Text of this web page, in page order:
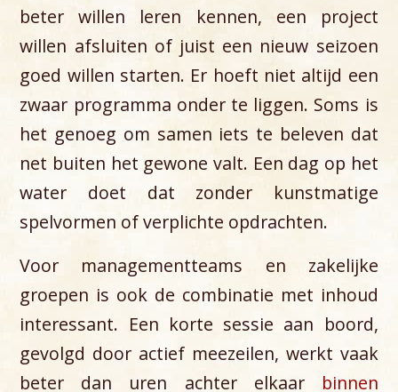
beter willen leren kennen, een project
willen afsluiten of juist een nieuw seizoen
goed willen starten. Er hoeft niet altijd een
zwaar programma onder te liggen. Soms is
het genoeg om samen iets te beleven dat
net buiten het gewone valt. Een dag op het
water doet dat zonder kunstmatige
spelvormen of verplichte opdrachten.
Voor managementteams en zakelijke
groepen is ook de combinatie met inhoud
interessant. Een korte sessie aan boord,
gevolgd door actief meezeilen, werkt vaak
beter dan uren achter elkaar binnen